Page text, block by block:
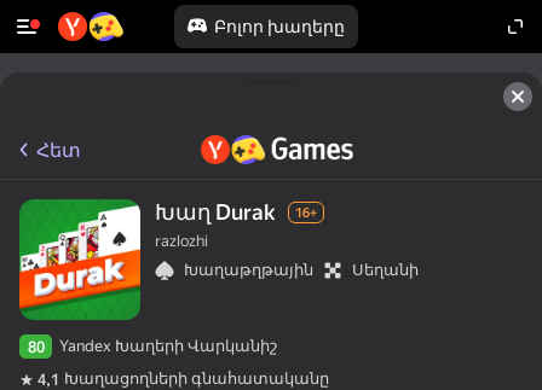
Բոլոր խաղերը
Հետ
Խաղ Durak 16+
razlozhi
Խաղաթղթային
Սեղանի
80
Yandex Խաղերի Վարկանիշ
4,1 Խաղացողների գնահատականը